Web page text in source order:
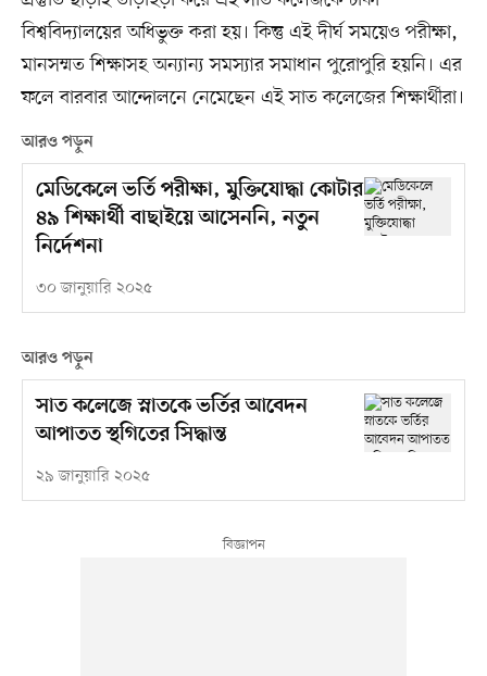
বিশ্ববিদ্যালয়ের অধিভুক্ত করা হয়। কিন্তু এই দীর্ঘ সময়েও পরীক্ষা,
মানসম্মত শিক্ষাসহ অন্যান্য সমস্যার সমাধান পুরোপুরি হয়নি। এর
ফলে বারবার আন্দোলনে নেমেছেন এই সাত কলেজের শিক্ষার্থীরা।
আরও পড়ুন
মেডিকেলে ভর্তি পরীক্ষা, মুক্তিযোদ্ধা কোটার
৪৯ শিক্ষার্থী বাছাইয়ে আসেননি, নতুন
নির্দেশনা
৩০ জানুয়ারি ২০২৫
আরও পড়ুন
সাত কলেজে স্নাতকে ভর্তির আবেদন
আপাতত স্থগিতের সিদ্ধান্ত
২৯ জানুয়ারি ২০২৫